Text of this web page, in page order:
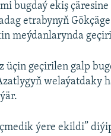
bugdaý ekiş
etrabynyň
meýdanlarynda
üçin geçirilen galp
welaýatdaky
ýere ekildi”